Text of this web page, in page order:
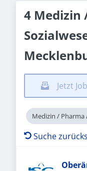
4 Medizin
Jetzt
Medizin / Pharma
Suche